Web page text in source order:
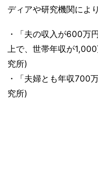
ディアや研究機関により
・「夫の収入が600万
上で、世帯年収が
究所)
・「夫婦とも年収700
究所)